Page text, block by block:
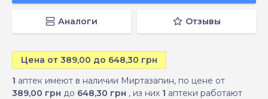
Аналоги Отзывы
Цена от 389,00 до 648,30 грн
1 аптек имеют в наличии Миртазапин, по цене от
389,00 грн до 648,30 грн , из них 1 аптеки работают